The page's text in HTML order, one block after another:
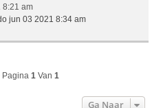
8:21 am
jun 03 2021 8:34 am
Pagina 1 Van 1
Ga Naar